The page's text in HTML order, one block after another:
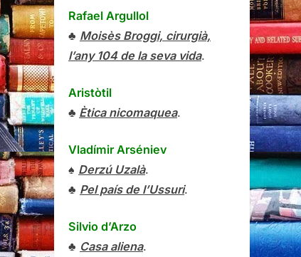
Rafael Argullol
♣ Moisès Broggi, cirurgià,
l’any 104 de la seva vida.
Aristòtil
♣ Ètica nicomaquea.
Vladímir Arséniev
♠ Derzú Uzalà.
♣ Pel país de l’Ussuri.
Silvio d’Arzo
♣ Casa aliena.